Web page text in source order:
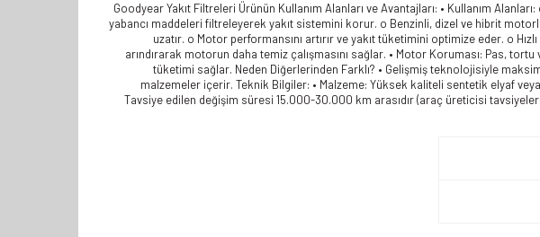
Goodyear Yakıt Filtreleri Ürünün Kullanım Alanları ve Avantajları: • Kullanım
yabancı maddeleri filtreleyerek yakıt sistemini korur. o Benzinli, dizel ve hibrit
uzatır. o Motor performansını artırır ve yakıt tüketimini optimize eder. o
arındırarak motorun daha temiz çalışmasını sağlar. • Motor Koruması: Pas,
tüketimi sağlar. Neden Diğerlerinden Farklı? • Gelişmiş teknolojisiyle
malzemeler içerir. Teknik Bilgiler: • Malzeme: Yüksek kaliteli sentetik elyaf
Tavsiye edilen değişim süresi 15.000-30.000 km arasıdır (araç üreticisi